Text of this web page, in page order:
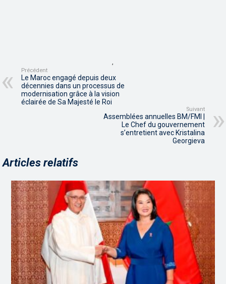
,
Précédent
Le Maroc engagé depuis deux
décennies dans un processus de
modernisation grâce à la vision
éclairée de Sa Majesté le Roi
Suivant
Assemblées annuelles BM/FMI |
Le Chef du gouvernement
s’entretient avec Kristalina
Georgieva
Articles relatifs